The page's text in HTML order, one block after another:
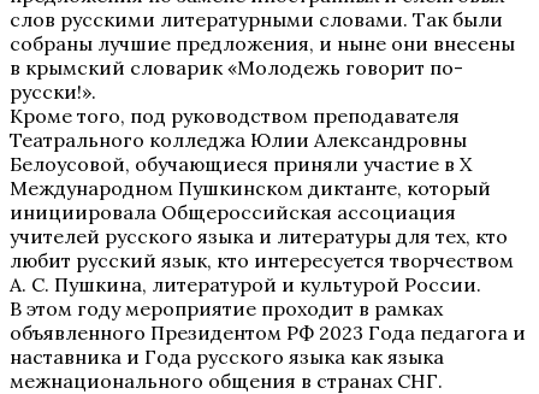
слов русскими литературными словами. Так были
собраны лучшие предложения, и ныне они внесены
в крымский словарик «Молодежь говорит по-
русски!».
Кроме того, под руководством преподавателя
Театрального колледжа Юлии Александровны
Белоусовой, обучающиеся приняли участие в Х
Международном Пушкинском диктанте, который
инициировала Общероссийская ассоциация
учителей русского языка и литературы для тех, кто
любит русский язык, кто интересуется творчеством
А. С. Пушкина, литературой и культурой России.
В этом году мероприятие проходит в рамках
объявленного Президентом РФ 2023 Года педагога и
наставника и Года русского языка как языка
межнационального общения в странах СНГ.